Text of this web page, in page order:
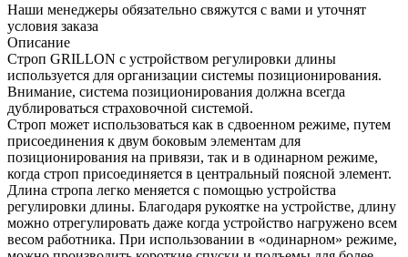
Наши менеджеры обязательно свяжутся с вами и уточнят
условия заказа
Описание
Строп GRILLON с устройством регулировки длины
используется для организации системы позиционирования.
Внимание, система позиционирования должна всегда
дублироваться страховочной системой.
Строп может использоваться как в сдвоенном режиме, путем
присоединения к двум боковым элементам для
позиционирования на привязи, так и в одинарном режиме,
когда строп присоединяется в центральный поясной элемент.
Длина стропа легко меняется с помощью устройства
регулировки длины. Благодаря рукоятке на устройстве, длину
можно отрегулировать даже когда устройство нагружено всем
весом работника. При использовании в «одинарном» режиме,